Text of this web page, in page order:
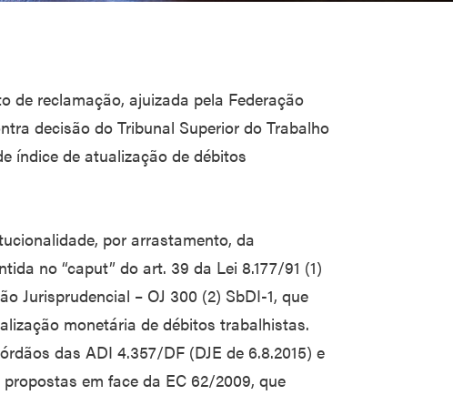
de reclamação, ajuizada pela Federação
decisão do Tribunal Superior do Trabalho
índice de atualização de débitos
por arrastamento, da
no “caput” do art. 39 da Lei 8.177/91 (1)
Jurisprudencial – OJ 300 (2) SbDI-1, que
monetária de débitos trabalhistas.
das ADI 4.357/DF (DJE de 6.8.2015) e
em face da EC 62/2009, que